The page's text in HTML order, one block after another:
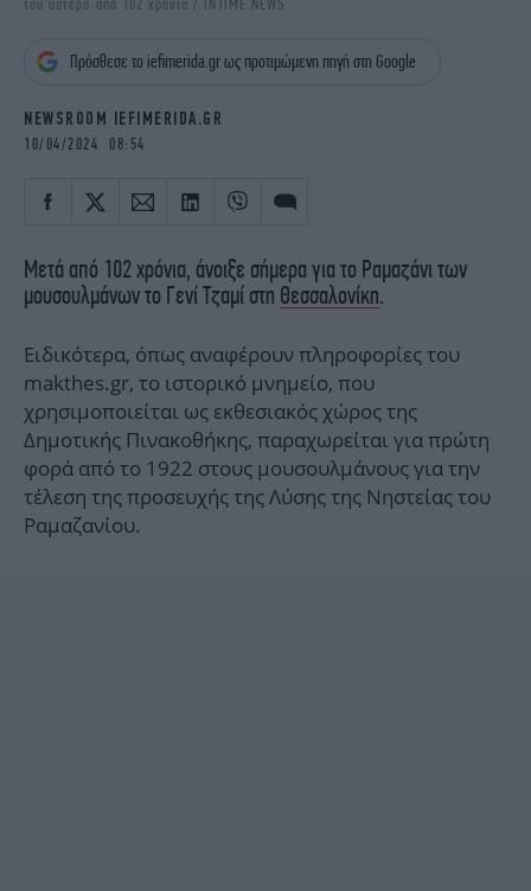
iBOOKS
OSCARS
NEWSLETTER
του ύστερα από 102 χρόνια / INTIME NEWS
Πρόσθεσε το iefimerida.gr ως προτιμώμενη πηγή στη Google
NEWSROOM IEFIMERIDA.GR
10/04/2024 08:54
Μετά από 102 χρόνια, άνοιξε σήμερα για το Ραμαζάνι των
μουσουλμάνων το Γενί Τζαμί στη Θεσσαλονίκη.
Ειδικότερα, όπως αναφέρουν πληροφορίες του
makthes.gr, το ιστορικό μνημείο, που
χρησιμοποιείται ως εκθεσιακός χώρος της
Δημοτικής Πινακοθήκης, παραχωρείται για πρώτη
φορά από το 1922 στους μουσουλμάνους για την
τέλεση της προσευχής της Λύσης της Νηστείας του
Ραμαζανίου.